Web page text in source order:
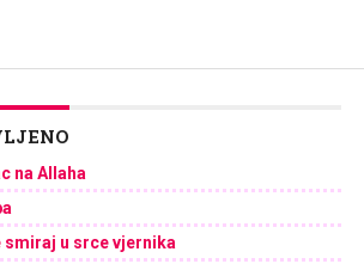
na Allaha
u srce vjernika